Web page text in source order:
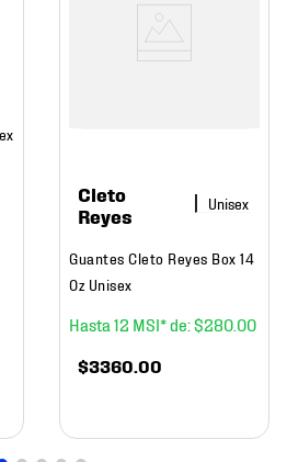
Cleto
Reyes
Guantes Cleto Reyes Box 14
Oz Unisex
12 $280 00
$3360 00